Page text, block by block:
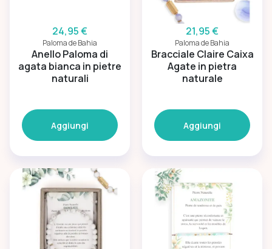
24,95 €
Paloma de Bahia
Anello Paloma di
agata bianca in pietre
naturali
Aggiungi
21,95 €
Paloma de Bahia
Bracciale Claire Caixa
Agate in pietra
naturale
Aggiungi